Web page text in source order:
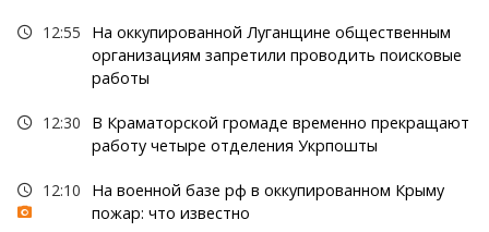
12:55
На оккупированной Луганщине общественным
организациям запретили проводить поисковые
работы
12:30
В Краматорской громаде временно прекращают
работу четыре отделения Укрпошты
12:10
На военной базе рф в оккупированном Крыму
пожар: что известно